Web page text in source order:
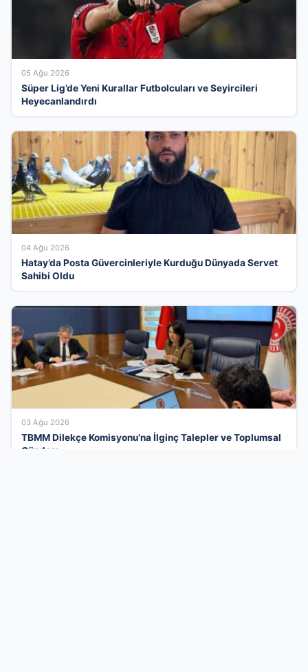
05 Ağu 2026
Süper Lig’de Yeni Kurallar Futbolcuları ve Seyircileri
Heyecanlandırdı
04 Ağu 2026
Hatay’da Posta Güvercinleriyle Kurduğu Dünyada Servet
Sahibi Oldu
03 Ağu 2026
TBMM Dilekçe Komisyonu’na İlginç Talepler ve Toplumsal
Gündem